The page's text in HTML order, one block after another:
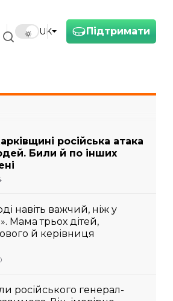
Підтримати
UK
російська атака
Били й по інших
навіть важчий, ніж у
Мама трьох дітей,
й керівниця
російського генерал-